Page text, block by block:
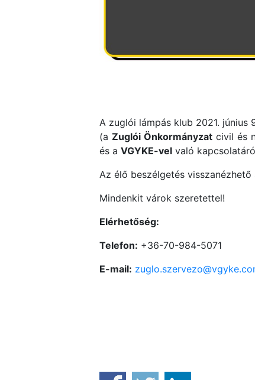
A zuglói lámpás klub 2021.
(aZuglói Önkormányzat civil és
és a VGYKE-vel való
Az élő beszélgetés visszanézhető
Mindenkit várok szeretettel!
Elérhetőség:
Telefon: +36-70-984-5071
E-mail: